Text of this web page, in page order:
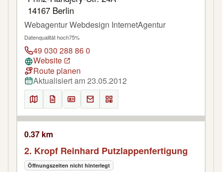
14167 Berlin
Webagentur Webdesign InternetAgentur
Datenqualität hoch75%
49 030 288 86 0
Website
Route planen
Aktualisiert am 23.05.2012
0.37 km
2. Kropf Reinhard Putzlappenfertigung
Öffnungszeiten nicht hinterlegt